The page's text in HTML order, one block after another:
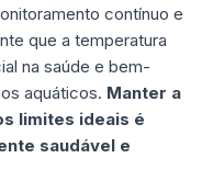
contínuo e
que a temperatura
na saúde e bem-
aquáticos. Manter a
limites ideais é
saudável e